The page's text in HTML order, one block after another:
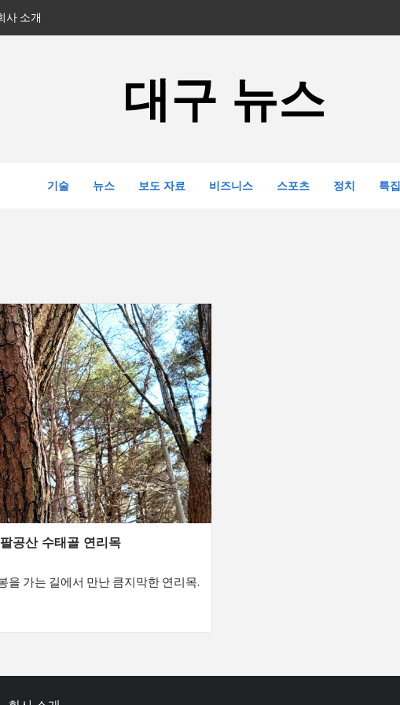
사 소개
대구 뉴스
기술 뉴스 보도 자료 비즈니스 스포츠 정치 특집
공산 수태골 연리목
을 가는 길에서 만난 큼지막한 연리목.